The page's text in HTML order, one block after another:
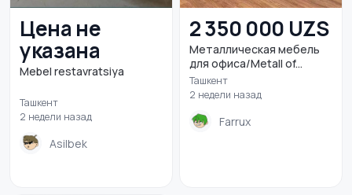
Цена не
указана
Mebel restavratsiya
Ташкент
2 недели назад
Asilbek
2 350 000 UZS
Металлическая мебель
для офиса/Metall of...
Ташкент
2 недели назад
Farrux